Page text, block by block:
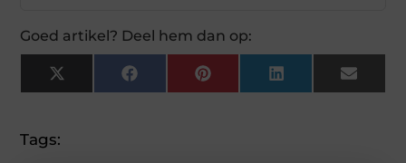
Goed artikel? Deel hem dan op:
X
(Twitter)
FacebookPinterestLinkedInEmail
Tags: